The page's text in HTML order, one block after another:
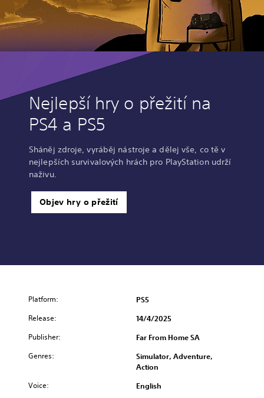
Nejlepší hry o přežití na
PS4 a PS5
Sháněj zdroje, vyráběj nástroje a dělej vše, co tě v
nejlepších survivalových hrách pro PlayStation udrží
naživu.
Objev hry o přežití
Platform: PS5
Release: 14/4/2025
Publisher: Far From Home SA
Genres:
Simulator, Adventure,
Action
Voice: English